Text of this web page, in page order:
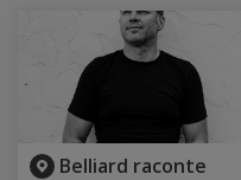
Belliard raconte